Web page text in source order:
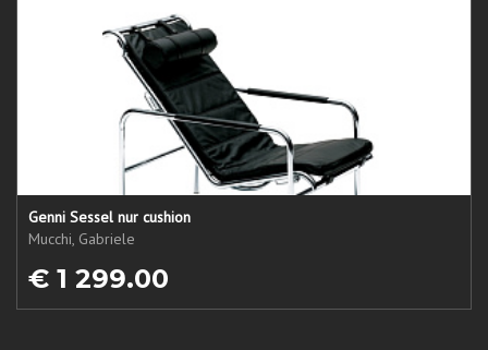
Genni Sessel nur cushion
Mucchi, Gabriele
€ 1 299.00